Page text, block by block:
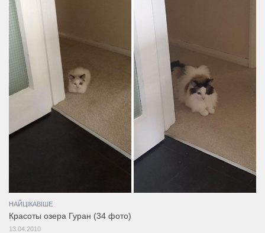
НАЙЦІКАВІШЕ
Красоты озера Гуран (34 фото)
13.04.2010